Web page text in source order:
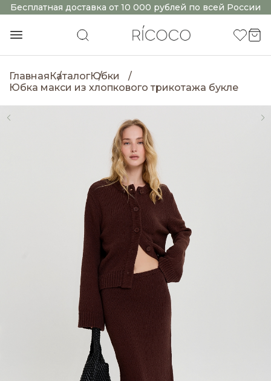
Бесплатная доставка от 10 000 рублей по всей России
ГлавнаяКаталогЮбки
Юбка макси из хлопкового трикотажа букле